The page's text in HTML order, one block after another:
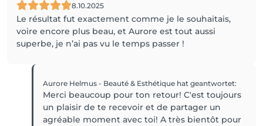
8.10.2025
Le résultat fut exactement comme je le souhaitais,
voire encore plus beau, et Aurore est tout aussi
superbe, je n’ai pas vu le temps passer !
Aurore Helmus - Beauté & Esthétique hat geantwortet:
Merci beaucoup pour ton retour! C'est toujours
un plaisir de te recevoir et de partager un
agréable moment avec toi! A très bientôt pour